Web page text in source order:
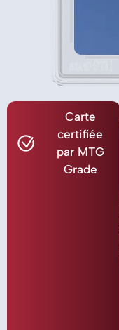
Carte
certifiée
par MTG
Grade